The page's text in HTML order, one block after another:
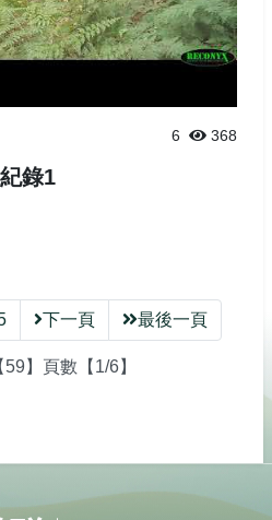
6 368
錄1
下一頁 最後一頁
】頁數【1/6】